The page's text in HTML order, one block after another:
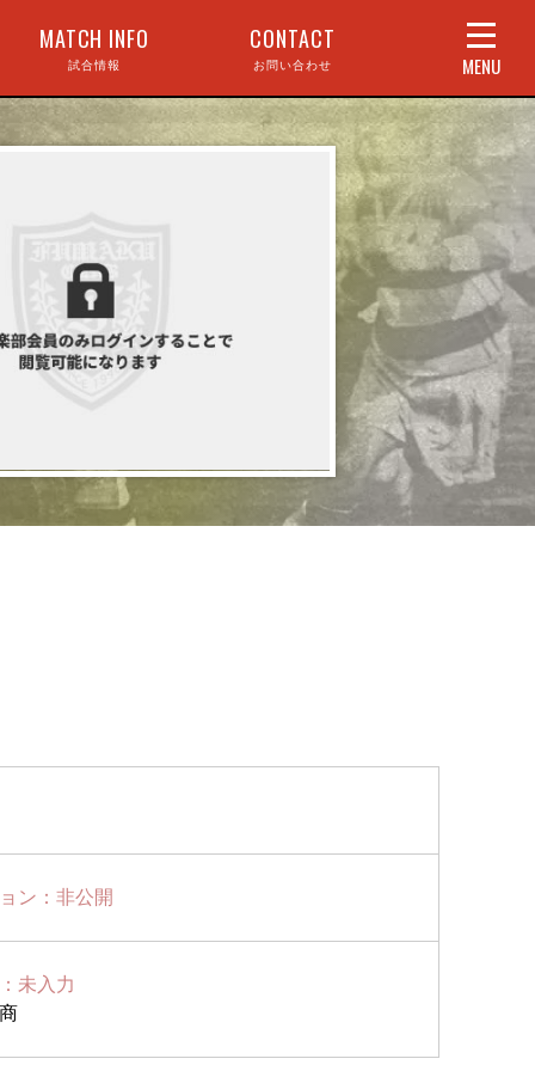
MATCH INFO
試合情報
CONTACT
お問い合わせ MENU
ン：非公開
未入力